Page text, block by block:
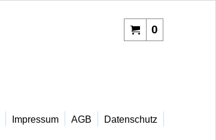
0
Impressum AGB Datenschutz